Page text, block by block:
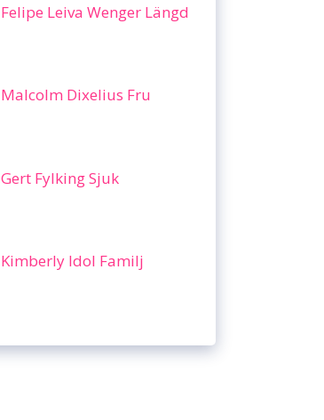
Felipe Leiva Wenger Längd
Malcolm Dixelius Fru
Gert Fylking Sjuk
Kimberly Idol Familj